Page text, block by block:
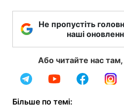
Не пропустіть
наші
Або читайте нас
Більше по темі: